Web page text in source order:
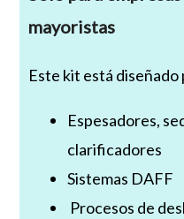
mayoristas
Este kit está diseñado
Espesadores,
clarificadores
Sistemas DAFF
Procesos de